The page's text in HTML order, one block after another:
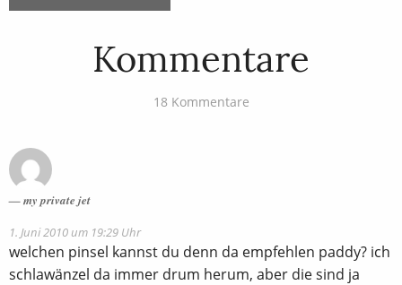
Kommentare
18 Kommentare
my private jet
1. Juni 2010 um 19:29 Uhr
welchen pinsel kannst du denn da empfehlen paddy? ich
schlawänzel da immer drum herum, aber die sind ja